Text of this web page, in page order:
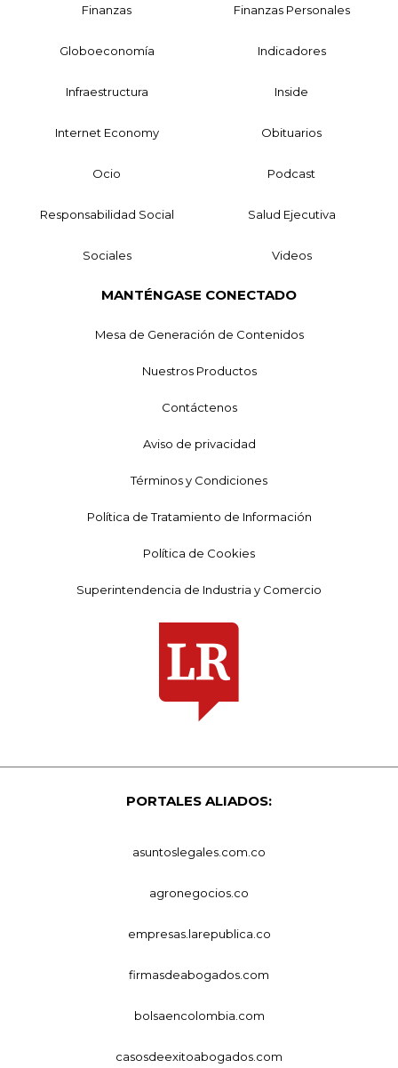
Finanzas Finanzas Personales
Globoeconomía Indicadores
Infraestructura Inside
Internet Economy Obituarios
Ocio Podcast
Responsabilidad Social Salud Ejecutiva
Sociales Videos
MANTÉNGASE CONECTADO
Mesa de Generación de Contenidos
Nuestros Productos
Contáctenos
Aviso de privacidad
Términos y Condiciones
Política de Tratamiento de Información
Política de Cookies
Superintendencia de Industria y Comercio
PORTALES ALIADOS:
asuntoslegales.com.co
agronegocios.co
empresas.larepublica.co
firmasdeabogados.com
bolsaencolombia.com
casosdeexitoabogados.com